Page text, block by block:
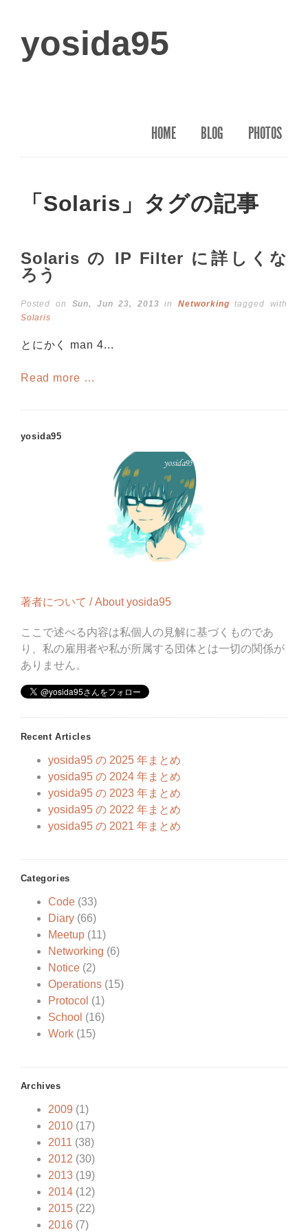
yosida95
HOME BLOG PHOTOS
「Solaris」タグの記事
Solaris の IP Filter に詳しくな
ろう
Posted on Sun, Jun 23, 2013 in Networking tagged with
Solaris
とにかく man 4...
Read more …
yosida95
著者について / About yosida95
ここで述べる内容は私個人の見解に基づくものであ
り、私の雇用者や私が所属する団体とは一切の関係が
ありません。
Recent Articles
yosida95 の 2025 年まとめ
yosida95 の 2024 年まとめ
yosida95 の 2023 年まとめ
yosida95 の 2022 年まとめ
yosida95 の 2021 年まとめ
Categories
Code(33)
Diary(66)
Meetup(11)
Networking (6)
Notice(2)
Operations(15)
Protocol (1)
School (16)
Work(15)
Archives
2009 (1)
2010(17)
2011 (38)
2012 (30)
2013(19)
2014(12)
2015(22)
2016(7)